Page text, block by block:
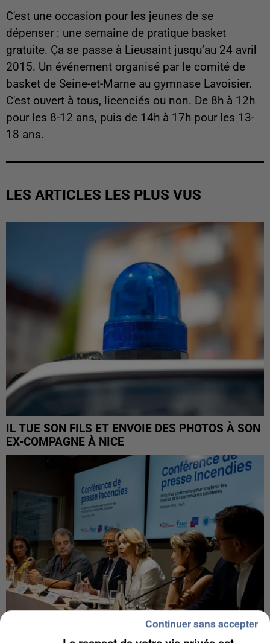
C'est une occasion pour les jeunes de se
dépenser : une semaine de pratique basket
gratuite. Ça se passe à Lieusaint jusqu’au 24 avril
2015. Un événement organisé par le comité de
basket de Seine-et-Marne au gymnase Lavoisier.
C'est ouvert à tous, licenciés ou non. De 8h à 12h
pour les 8-12 ans, puis de 14h à 17h pour les 13-
18 ans.
LES ARTICLES LES PLUS VUS
IL TUE SON FILS ET ENVOIE DES PHOTOS À SON
EX-COMPAGNE À NICE
Continuer sans accepter